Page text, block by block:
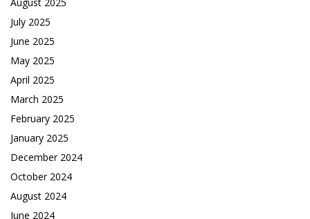
July 2025
June 2025
May 2025
April 2025
March 2025
February 2025
January 2025
December 2024
October 2024
August 2024
June 2024